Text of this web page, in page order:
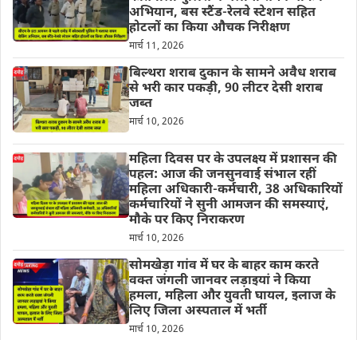
अभियान, बस स्टैंड-रेलवे स्टेशन सहित
होटलों का किया औचक निरीक्षण
मार्च 11, 2026
बिल्थरा शराब दुकान के सामने अवैध शराब
से भरी कार पकड़ी, 90 लीटर देसी शराब
जब्त
मार्च 10, 2026
महिला दिवस पर के उपलक्ष्य में प्रशासन की
पहल: आज की जनसुनवाई संभाल रहीं
महिला अधिकारी-कर्मचारी, 38 अधिकारियों
कर्मचारियों ने सुनी आमजन की समस्याएं,
मौके पर किए निराकरण
मार्च 10, 2026
सोमखेड़ा गांव में घर के बाहर काम करते
वक्त जंगली जानवर लड़ाइयां ने किया
हमला, महिला और युवती घायल, इलाज के
लिए जिला अस्पताल में भर्ती
मार्च 10, 2026